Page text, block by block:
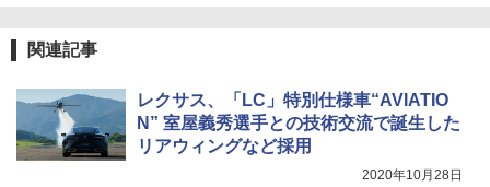
関連記事
レクサス、「LC」特別仕様車“AVIATIO
N” 室屋義秀選手との技術交流で誕生した
リアウィングなど採用
2020年10月28日